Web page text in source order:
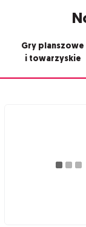
Gry planszowe
i towarzyskie